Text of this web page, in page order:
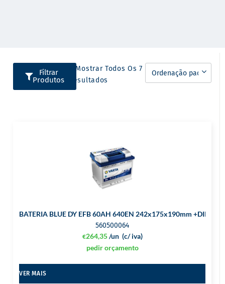
Filtrar
Produtos
A Mostrar Todos Os 7
Resultados
BATERIA BLUE DY EFB 60AH 640EN 242x175x190mm +DIR
560500064
€264,35 (c/ iva)
/un
pedir orçamento
VER MAIS